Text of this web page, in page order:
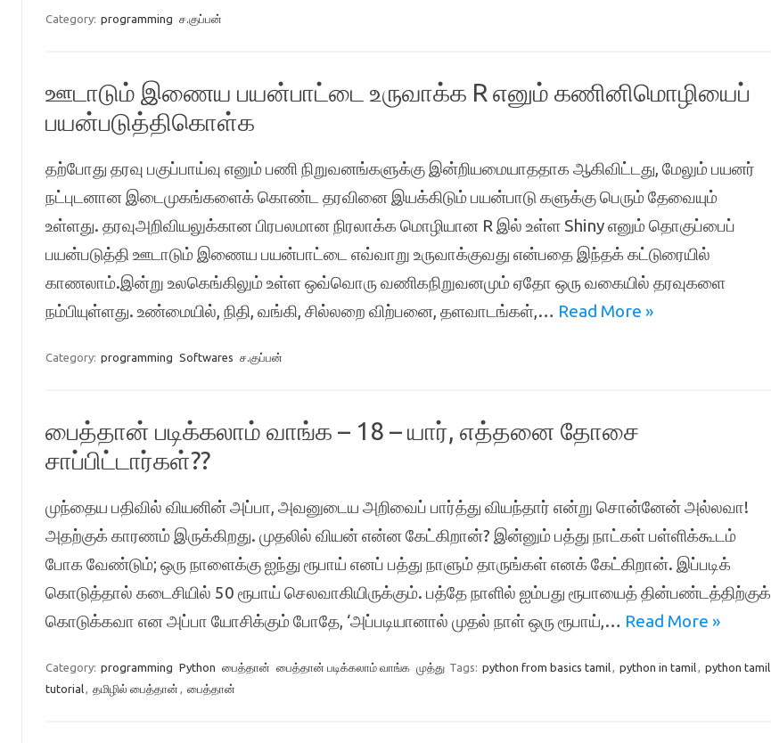
Category: programming ச.குப்பன்
ஊடாடும் இணைய பயன்பாட்டை உருவாக்க R எனும் கணினிமொழியைப்
பயன்படுத்திகொள்க
தற்போது தரவு பகுப்பாய்வு எனும் பணி நிறுவனங்களுக்கு இன்றியமையாததாக ஆகிவிட்டது, மேலும் பயனர்
நட்புடனான இடைமுகங்களைக் கொண்ட தரவினை இயக்கிடும் பயன்பாடு களுக்கு பெரும் தேவையும்
உள்ளது. தரவுஅறிவியலுக்கான பிரபலமான நிரலாக்க மொழியான R இல் உள்ள Shiny எனும் தொகுப்பைப்
பயன்படுத்தி ஊடாடும் இணைய பயன்பாட்டை எவ்வாறு உருவாக்குவது என்பதை இந்தக் கட்டுரையில்
காணலாம்.இன்று உலகெங்கிலும் உள்ள ஒவ்வொரு வணிகநிறுவனமும் ஏதோ ஒரு வகையில் தரவுகளை
நம்பியுள்ளது. உண்மையில், நிதி, வங்கி, சில்லறை விற்பனை, தளவாடங்கள்,… Read More »
Category: programming Softwares ச.குப்பன்
பைத்தான் படிக்கலாம் வாங்க – 18 – யார், எத்தனை தோசை
சாப்பிட்டார்கள்??
முந்தைய பதிவில் வியனின் அப்பா, அவனுடைய அறிவைப் பார்த்து வியந்தார் என்று சொன்னேன் அல்லவா!
அதற்குக் காரணம் இருக்கிறது. முதலில் வியன் என்ன கேட்கிறான்? இன்னும் பத்து நாட்கள் பள்ளிக்கூடம்
போக வேண்டும்; ஒரு நாளைக்கு ஐந்து ரூபாய் எனப் பத்து நாளும் தாருங்கள் எனக் கேட்கிறான். இப்படிக்
கொடுத்தால் கடைசியில் 50 ரூபாய் செலவாகியிருக்கும். பத்தே நாளில் ஐம்பது ரூபாயைத் தின்பண்டத்திற்குக்
கொடுக்கவா என அப்பா யோசிக்கும் போதே, ‘அப்படியானால் முதல் நாள் ஒரு ரூபாய்,… Read More »
Category: programming Python பைத்தான் பைத்தான் படிக்கலாம் வாங்க முத்து Tags: python from basics tamil, python in tamil, python tamil
tutorial, தமிழில் பைத்தான் , பைத்தான்